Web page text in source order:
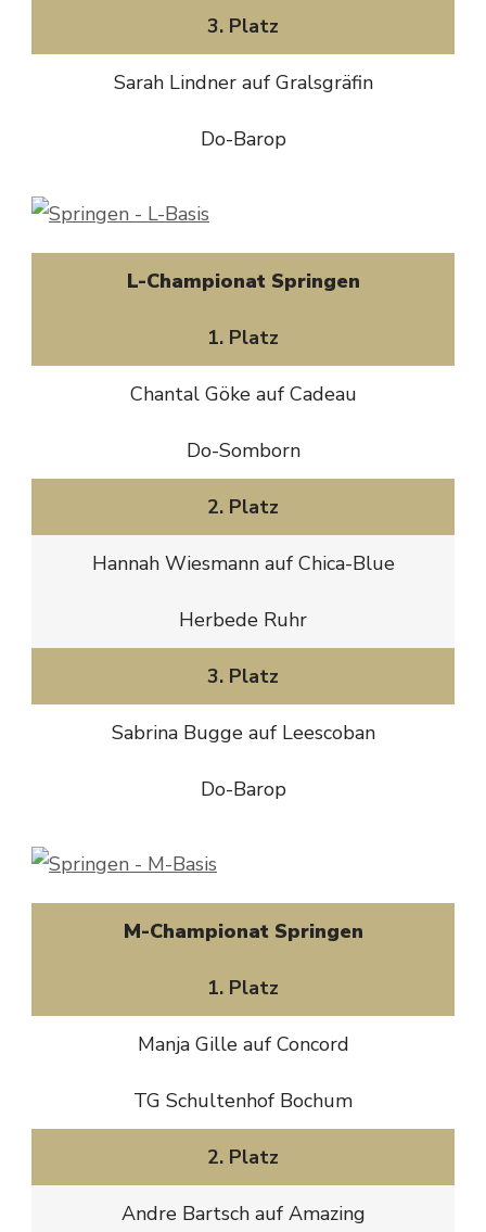
3. Platz
Sarah Lindner auf Gralsgräfin
Do-Barop
L-Championat Springen
1. Platz
Chantal Göke auf Cadeau
Do-Somborn
2. Platz
Hannah Wiesmann auf Chica-Blue
Herbede Ruhr
3. Platz
Sabrina Bugge auf Leescoban
Do-Barop
M-Championat Springen
1. Platz
Manja Gille auf Concord
TG Schultenhof Bochum
2. Platz
Andre Bartsch auf Amazing